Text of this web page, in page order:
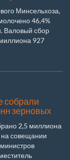
Минсельхоза,
46,4%
Валовый сбор
927
собрали
зерновых
2,5 миллиона
на совещании